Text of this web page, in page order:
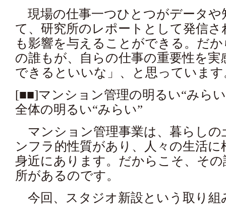
現場の仕事一つひとつがデータや
て、研究所のレポートとして発信
も影響を与えることができる。だ
の誰もが、自らの仕事の重要性を
できるといいな」、と思っています
[■■]マンション管理の明るい“みら
全体の明るい“みらい”
マンション管理事業は、暮らしの
ンフラ的性質があり、人々の生活
身近にあります。だからこそ、そ
所があるのです。
今回、スタジオ新設という取り組